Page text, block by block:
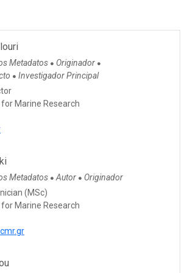
Metadatos ● Originador ●
● Investigador Principal
Marine Research
Metadatos ● Autor ● Originador
(MSc)
Marine Research